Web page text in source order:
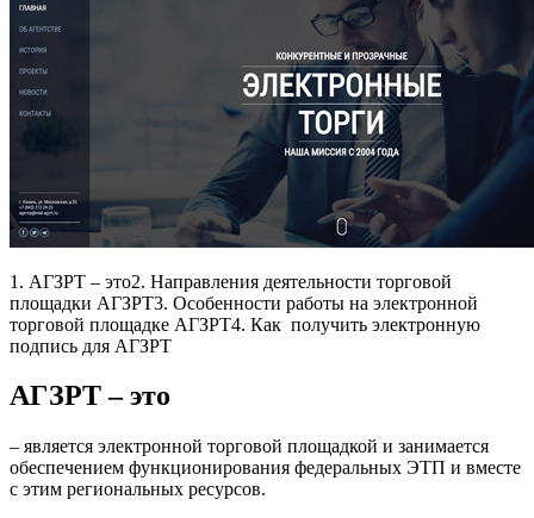
1. АГЗРТ – это2. Направления деятельности торговой
площадки АГЗРТ3. Особенности работы на электронной
торговой площадке АГЗРТ4. Как получить электронную
подпись для АГЗРТ
АГЗРТ – это
– является электронной торговой площадкой и занимается
обеспечением функционирования федеральных ЭТП и вместе
с этим региональных ресурсов.